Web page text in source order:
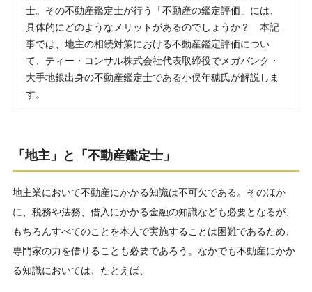
士。その不動産鑑定士が行う「不動産の鑑定評価」には、
具体的にどのようなメリットがあるのでしょうか？ 本記
事では、地主の相続対策における不動産鑑定評価につい
て、ティー・コンサル株式会社代表取締役でメガバンク・
大手地銀出身の不動産鑑定士である小俣年穂氏が解説しま
す。
「地主」と「不動産鑑定士」
地主業において不動産にかかる知識は不可欠である。そのほか
に、税務や法務、借入にかかる金融の知識なども必要となるが、
もちろんすべてのことを本人で実施することは困難であるため、
専門家の力を借りることも必要であろう。なかでも不動産にかか
る知識においては、たとえば、